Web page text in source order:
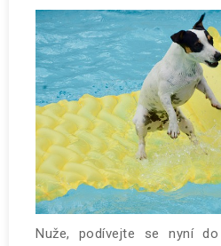
Nuže, podívejte se nyní